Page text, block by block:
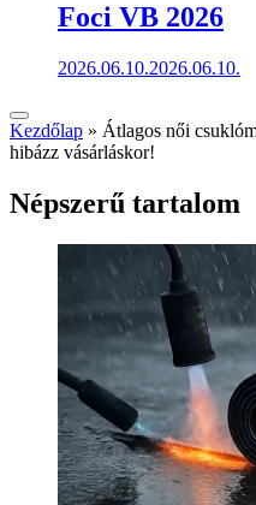
Foci VB 2026
2026.06.10.2026.06.10.
Kezdőlap » Átlagos női
hibázz vásárláskor!
Népszerű tartalom